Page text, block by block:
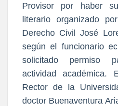
Provisor por haber
literario organizado
Derecho Civil José
según el funcionario
solicitado permiso
actividad académica.
Rector de la
doctor Buenaventura